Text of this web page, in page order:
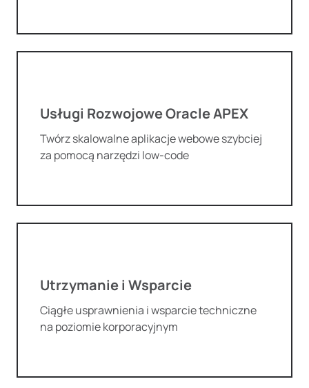
Usługi Rozwojowe Oracle APEX
Twórz skalowalne aplikacje webowe szybciej
za pomocą narzędzi low-code
Utrzymanie i Wsparcie
Ciągłe usprawnienia i wsparcie techniczne
na poziomie korporacyjnym